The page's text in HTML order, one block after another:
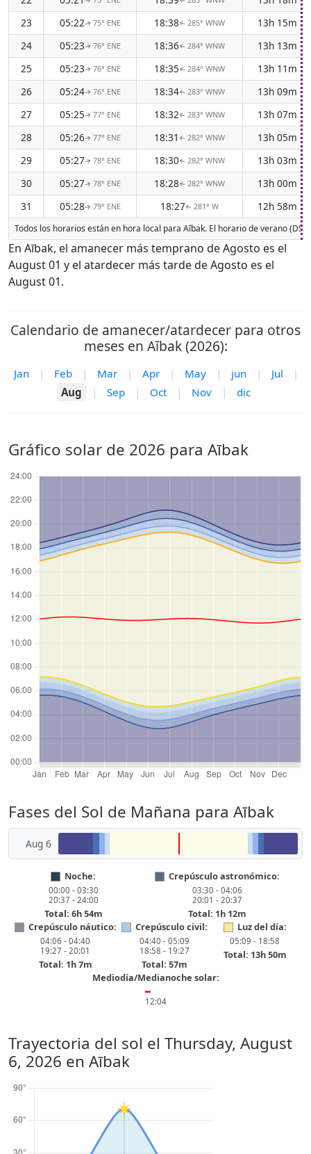
23
05:22↑ 75° ENE 18:38↑ 285° WNW
13h 15m
24
05:23↑ 76° ENE 18:36↑ 284° WNW
13h 13m
25
05:23↑ 76° ENE 18:35↑ 284° WNW
13h 11m
26
05:24↑ 76° ENE 18:34↑ 283° WNW
13h 09m
27
05:25↑ 77° ENE 18:32↑ 283° WNW
13h 07m
28
05:26↑ 77° ENE 18:31 ↑ 282° WNW
13h 05m
29
05:27↑ 78° ENE 18:30↑ 282° WNW
13h 03m
30
05:27↑ 78° ENE 18:28↑ 282° WNW
13h 00m
31
05:28↑ 79° ENE 18:27↑ 281° W 12h 58m
Todos los horarios están en hora local para Aībak. El horario de verano
En Aībak, el amanecer más temprano de Agosto es el
August 01 y el atardecer más tarde de Agosto es el
August 01.
Calendario de amanecer/atardecer para otros
meses en Aībak (2026):
Jan | Feb | Mar | Apr | May | jun | Jul
|
Aug
| Sep | Oct | Nov | dic
Gráfico solar de 2026 para Aībak
Fases del Sol de Mañana para Aībak
Aug 6
Noche:
00:00 - 03:30
20:37 - 24:00
Total: 6h 54m
Crepúsculo astronómico:
03:30 - 04:06
20:01 - 20:37
Total: 1h 12m
Crepúsculo náutico:
04:06 - 04:40
19:27 - 20:01
Total: 1h 7m
Crepúsculo civil:
04:40 - 05:09
18:58 - 19:27
Total: 57m
Luz del día:
05:09 - 18:58
Total: 13h 50m
Mediodía/Medianoche solar:
━
12:04
Trayectoria del sol el Thursday, August
6, 2026 en Aībak